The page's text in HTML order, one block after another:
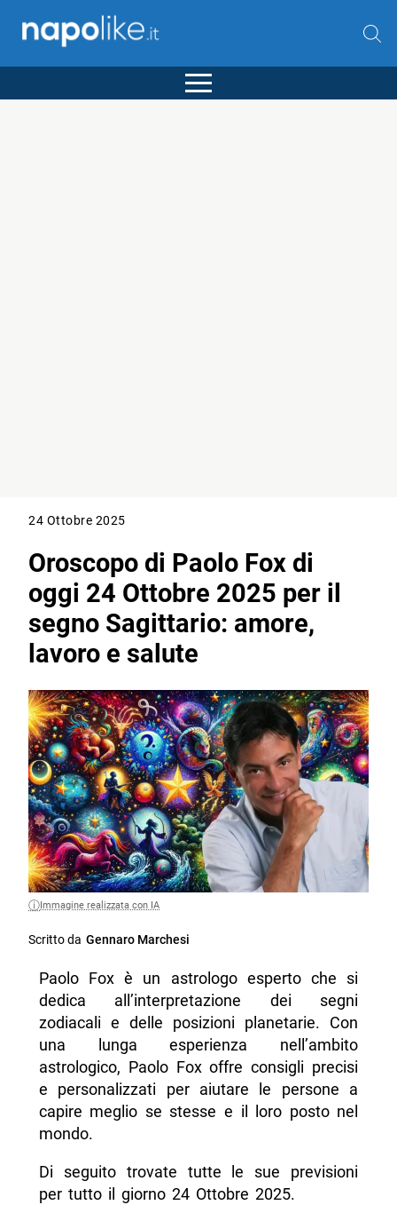
24 Ottobre 2025
Oroscopo di Paolo Fox di
oggi 24 Ottobre 2025 per il
segno Sagittario: amore,
lavoro e salute
Immagine realizzata con IA
Scritto da Gennaro Marchesi
Paolo Fox è un astrologo esperto che si
dedica all’interpretazione dei segni
zodiacali e delle posizioni planetarie. Con
una lunga esperienza nell’ambito
astrologico, Paolo Fox offre consigli precisi
e personalizzati per aiutare le persone a
capire meglio se stesse e il loro posto nel
mondo.
Di seguito trovate tutte le sue previsioni
per tutto il giorno 24 Ottobre 2025.